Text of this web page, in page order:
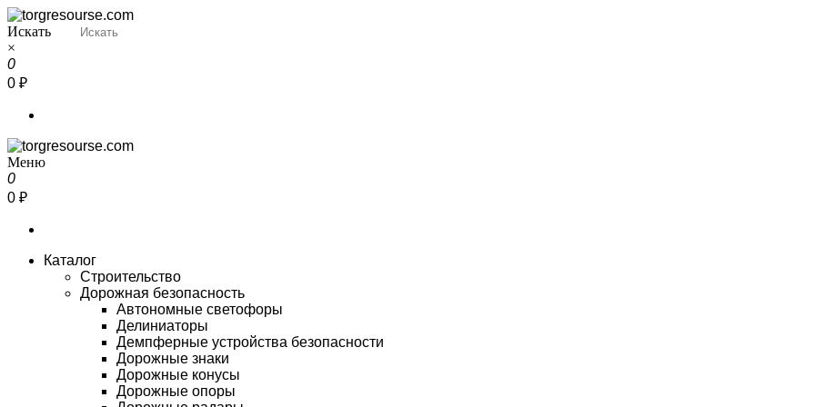
Перейти
к
содержимому
Torgresourse
Промышленный маркетплейс
Искать
×
0
0 ₽
Torgresourse
Промышленный маркетплейс
Меню
0
0 ₽
Каталог
Строительство
Дорожная безопасность
Автономные светофоры
Делиниаторы
Демпферные устройства безопасности
Дорожные знаки
Дорожные конусы
Дорожные опоры